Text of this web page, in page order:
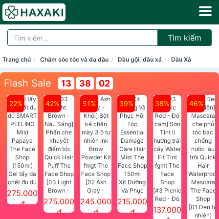
Tìm kiếm
Trang chủ Chăm sóc tóc và da đầu Dầu gội, dầu xả Dầu Xả
Flash Sale 13 38 01
22%
Gel tẩy da
chết đu đủ
SMART
PEELING
275.000
đ
42%
[03 Light
Brown -
Nâu Sáng]
Phấn che
275.000
đ
51%
[02 Ash
Gray -
Khói] Bột
kẻ chân
245.000
đ
39%
Xịt Dưỡng
Và Phục
Hồi Tóc
Essential
215.000
đ
38%
[#3 Picnic
Red - Đỏ
cam] Son
137.000
46%
[01 Đen tự
nhiên]